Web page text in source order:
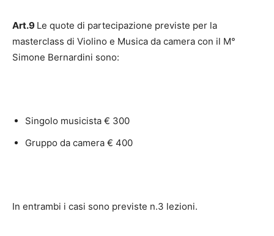
Art.9 Le quote di partecipazione previste per la
masterclass di Violino e Musica da camera con il M°
Simone Bernardini sono:
Singolo musicista € 300
Gruppo da camera € 400
In entrambi i casi sono previste n.3 lezioni.